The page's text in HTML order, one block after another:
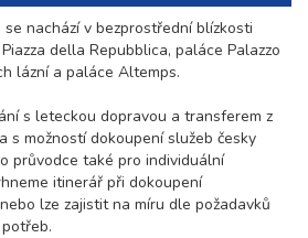
nachází v bezprostřední blízkosti
della Repubblica, paláce Palazzo
lázní a paláce Altemps.
s leteckou dopravou a transferem z
s možností dokoupení služeb česky
průvodce také pro individuální
itinerář při dokoupení
lze zajistit na míru dle požadavků